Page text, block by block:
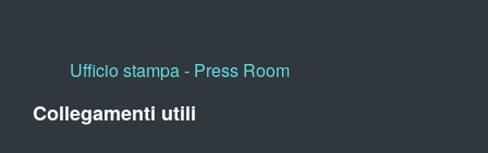
Ufficio stampa - Press Room
Collegamenti utili